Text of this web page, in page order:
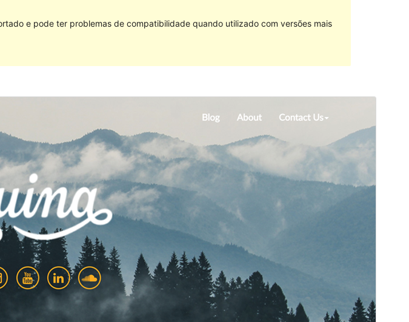
e pode ter problemas de compatibilidade quando utilizado com versões mais
Versão
Última actualização
18 de Maio, 2018
Instalações activas
100+